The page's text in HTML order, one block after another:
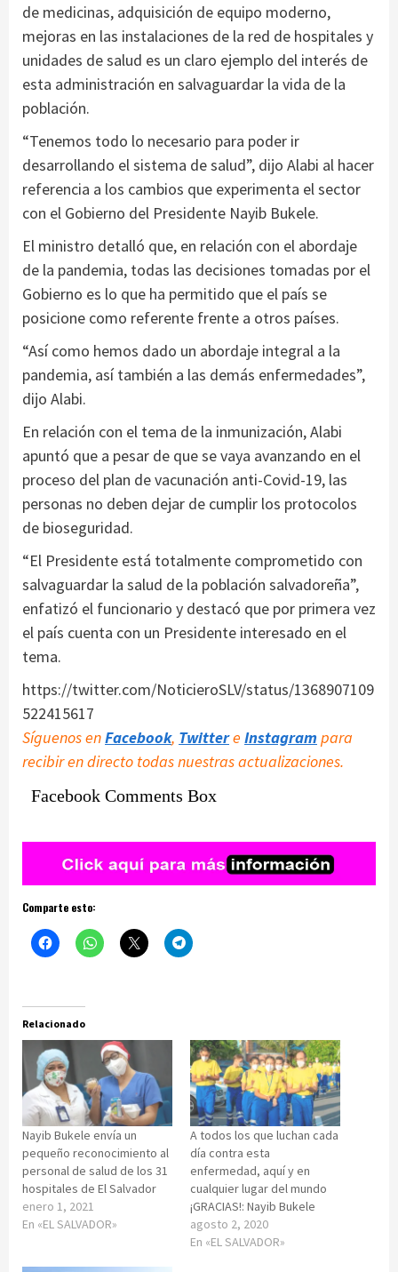
de medicinas, adquisición de equipo moderno,
mejoras en las instalaciones de la red de hospitales y
unidades de salud es un claro ejemplo del interés de
esta administración en salvaguardar la vida de la
población.
“Tenemos todo lo necesario para poder ir
desarrollando el sistema de salud”, dijo Alabi al hacer
referencia a los cambios que experimenta el sector
con el Gobierno del Presidente Nayib Bukele.
El ministro detalló que, en relación con el abordaje
de la pandemia, todas las decisiones tomadas por el
Gobierno es lo que ha permitido que el país se
posicione como referente frente a otros países.
“Así como hemos dado un abordaje integral a la
pandemia, así también a las demás enfermedades”,
dijo Alabi.
En relación con el tema de la inmunización, Alabi
apuntó que a pesar de que se vaya avanzando en el
proceso del plan de vacunación anti-Covid-19, las
personas no deben dejar de cumplir los protocolos
de bioseguridad.
“El Presidente está totalmente comprometido con
salvaguardar la salud de la población salvadoreña”,
enfatizó el funcionario y destacó que por primera vez
el país cuenta con un Presidente interesado en el
tema.
https://twitter.com/NoticieroSLV/status/1368907109
522415617
Síguenos enFacebook, Twittere Instagram para
recibir en directo todas nuestras actualizaciones.
Facebook Comments Box
Comparte esto:
Relacionado
Nayib Bukele envía un
pequeño reconocimiento al
personal de salud de los 31
hospitales de El Salvador
enero 1, 2021
En «EL SALVADOR»
A todos los que luchan cada
día contra esta
enfermedad, aquí y en
cualquier lugar del mundo
¡GRACIAS!: Nayib Bukele
agosto 2, 2020
En «EL SALVADOR»